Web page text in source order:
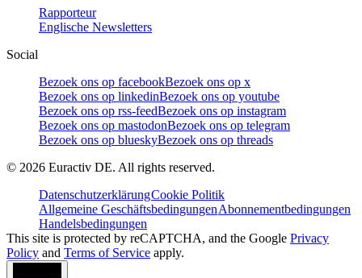
Rapporteur
Englische Newsletters
Social
Bezoek ons op facebookBezoek ons op x
Bezoek ons op linkedinBezoek ons op youtube
Bezoek ons op rss-feedBezoek ons op instagram
Bezoek ons op mastodonBezoek ons op telegram
Bezoek ons op blueskyBezoek ons op threads
© 2026 Euractiv DE. All rights reserved.
DatenschutzerklärungCookie Politik
Allgemeine GeschäftsbedingungenAbonnementbedingungen
Handelsbedingungen
This site is protected by reCAPTCHA, and the Google Privacy
Policy and Terms of Service apply.